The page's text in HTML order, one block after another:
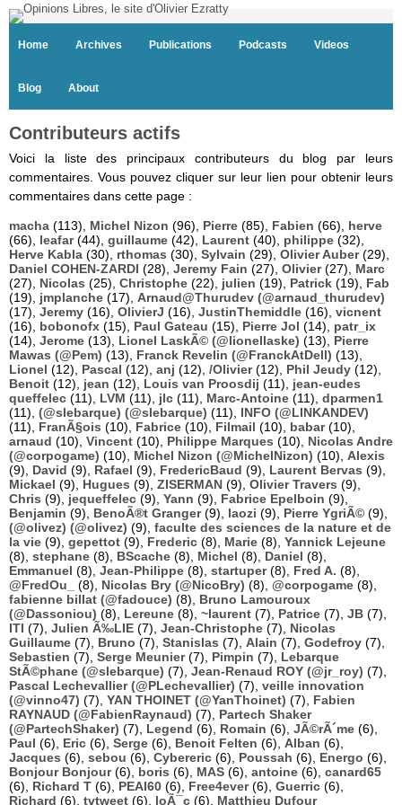
Home Archives Publications Podcasts Videos
Blog About
Contributeurs actifs
Voici la liste des principaux contributeurs du blog par leurs
commentaires. Vous pouvez cliquer sur leur lien pour obtenir leurs
commentaires dans cette page :
macha (113), Michel Nizon (96), Pierre (85), Fabien (66), herve
(66), leafar(44), guillaume (42), Laurent (40), philippe (32),
Herve Kabla (30), rthomas (30), Sylvain (29), Olivier Auber(29),
Daniel COHEN-ZARDI (28), Jeremy Fain (27), Olivier(27), Marc
(27), Nicolas (25), Christophe (22), julien (19), Patrick (19), Fab
(19), jmplanche (17), Arnaud@Thurudev (@arnaud_thurudev)
(17), Jeremy (16), OlivierJ (16), JustinThemiddle (16), vicnent
(16), bobonofx (15), Paul Gateau (15), Pierre Jol (14), patr_ix
(14), Jerome (13), Lionel LaskÃ© (@lionellaske) (13), Pierre
Mawas (@Pem) (13), Franck Revelin (@FranckAtDell) (13),
Lionel (12), Pascal (12), anj (12), /Olivier(12), Phil Jeudy (12),
Benoit (12), jean (12), Louis van Proosdij (11), jean-eudes
queffelec (11), LVM (11), jlc (11), Marc-Antoine (11), dparmen1
(11), (@slebarque) (@slebarque) (11), INFO (@LINKANDEV)
(11), FranÃ§ois (10), Fabrice (10), Filmail (10), babar(10),
arnaud (10), Vincent (10), Philippe Marques (10), Nicolas Andre
(@corpogame) (10), Michel Nizon (@MichelNizon) (10), Alexis
(9), David (9), Rafael (9), FredericBaud (9), Laurent Bervas (9),
Mickael (9), Hugues (9), ZISERMAN (9), Olivier Travers (9),
Chris (9), jequeffelec (9), Yann (9), Fabrice Epelboin (9),
Benjamin (9), BenoÃ®t Granger(9), laozi (9), Pierre YgriÃ© (9),
(@olivez) (@olivez) (9), faculte des sciences de la nature et de
la vie (9), gepettot (9), Frederic (8), Marie (8), Yannick Lejeune
(8), stephane (8), BScache (8), Michel (8), Daniel (8),
Emmanuel (8), Jean-Philippe (8), startuper(8), Fred A. (8),
@FredOu_
(8), Nicolas Bry (@NicoBry) (8), @corpogame (8),
fabienne billat (@fadouce) (8), Bruno Lamouroux
(@Dassoniou) (8), Lereune (8), ~laurent (7), Patrice (7), JB (7),
ITI (7), Julien Ã‰LIE (7), Jean-Christophe (7), Nicolas
Guillaume (7), Bruno (7), Stanislas (7), Alain (7), Godefroy (7),
Sebastien (7), Serge Meunier(7), Pimpin (7), Lebarque
StÃ©phane (@slebarque) (7), Jean-Renaud ROY (@jr_roy) (7),
Pascal Lechevallier (@PLechevallier) (7), veille innovation
(@vinno47) (7), YAN THOINET (@YanThoinet) (7), Fabien
RAYNAUD (@FabienRaynaud) (7), Partech Shaker
(@PartechShaker) (7), Legend (6), Romain (6), JÃ©rÃ´me (6),
Paul (6), Eric (6), Serge (6), Benoit Felten (6), Alban (6),
Jacques (6), sebou (6), Cybereric (6), Poussah (6), Energo (6),
Bonjour Bonjour(6), boris (6), MAS (6), antoine (6), canard65
(6), Richard T (6), PEAI60 (6), Free4ever(6), Guerric (6),
Richard (6), tvtweet (6), loÃ¯c (6), Matthieu Dufour